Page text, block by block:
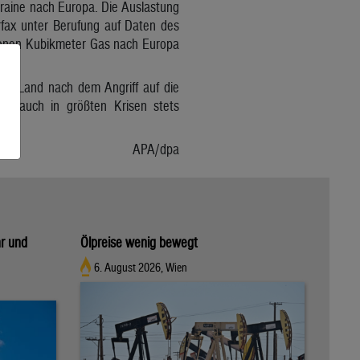
nach Europa. Die Auslastung
unter Berufung auf Daten des
Kubikmeter Gas nach Europa
Land nach dem Angriff auf die
auch in größten Krisen stets
APA/dpa
und
Ölpreise wenig bewegt
6. August 2026, Wien